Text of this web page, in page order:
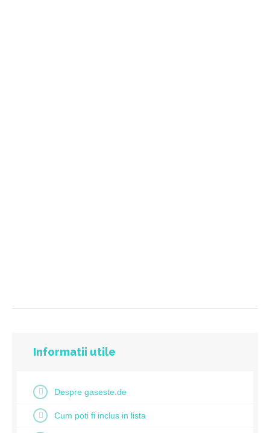
Informatii utile
Despre gaseste.de
Cum poti fi inclus in lista